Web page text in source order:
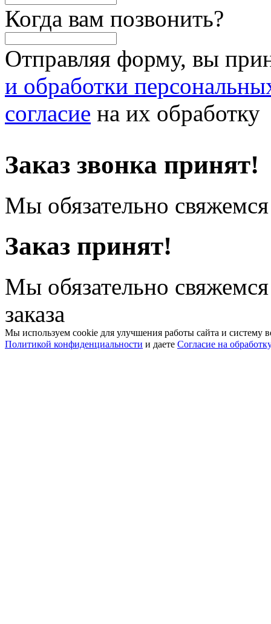
Когда вам позвонить?
Отправляя форму, вы
и обработки
согласие на их обработку
Заказ звонка принят!
Мы обязательно
Заказ принят!
Мы обязательно
заказа
Мы используем cookie для улучшения работы сайта и систему
Политикой конфиденциальности и даете Согласие на